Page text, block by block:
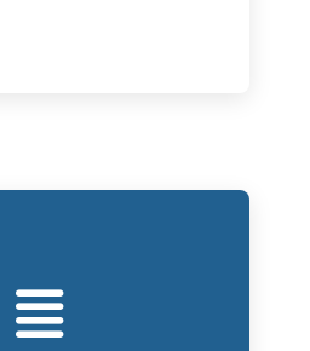
барлық түрлері